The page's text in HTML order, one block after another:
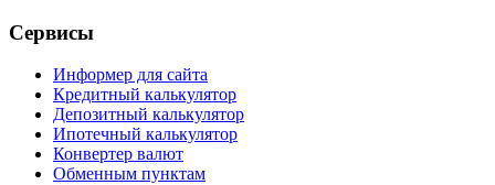
Сервисы
Информер для сайта
Кредитный калькулятор
Депозитный калькулятор
Ипотечный калькулятор
Конвертер валют
Обменным пунктам